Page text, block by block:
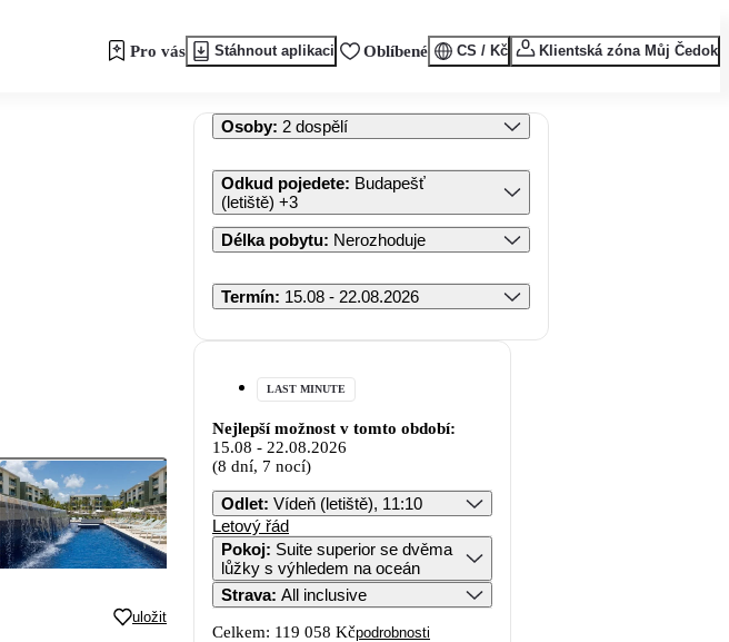
Pro vás Stáhnout aplikaci Oblíbené CS / Kč Klientská zóna Můj Čedok
uložit
Osoby: 2 dospělí
Odkud pojedete: Budapešť
(letiště) +3
Délka pobytu: Nerozhoduje
Termín: 15.08 - 22.08.2026
LAST MINUTE
Nejlepší možnost v tomto období:
15.08 - 22.08.2026
(8 dní, 7 nocí)
Odlet: Vídeň (letiště), 11:10
Letový řád
Pokoj: Suite superior se dvěma
lůžky s výhledem na oceán
Strava: All inclusive
Celkem: 119 058 Kčpodrobnosti